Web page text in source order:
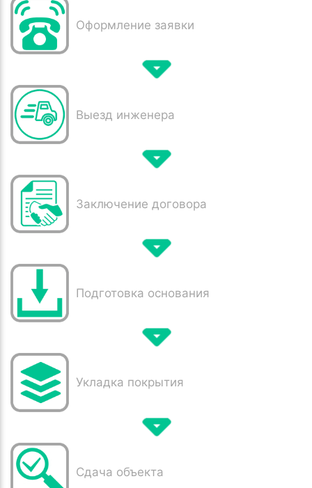
Оформление заявки
Выезд инженера
Заключение договора
Подготовка основания
Укладка покрытия
Сдача объекта